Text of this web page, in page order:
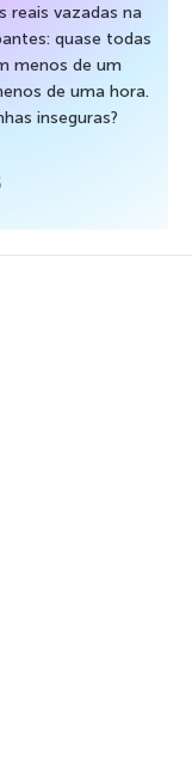
reais vazadas na
quase todas
menos de um
de uma hora.
inseguras?